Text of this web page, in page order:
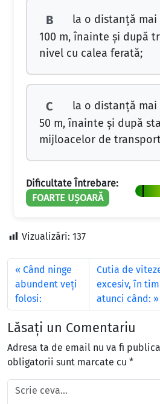
B
la o distanţă mai
100 m, înainte şi după
nivel cu calea ferată;
C
la o distanţă mai
50 m, înainte şi după
mijloacelor de
Dificultate Întrebare:
FOARTE UȘOARĂ
Vizualizări: 137
Când ninge
abundent veţi
folosi:
Cutia de
excesiv, în
atunci când:
Lăsați un Comentariu
Adresa ta de email nu va fi
obligatorii sunt marcate cu *